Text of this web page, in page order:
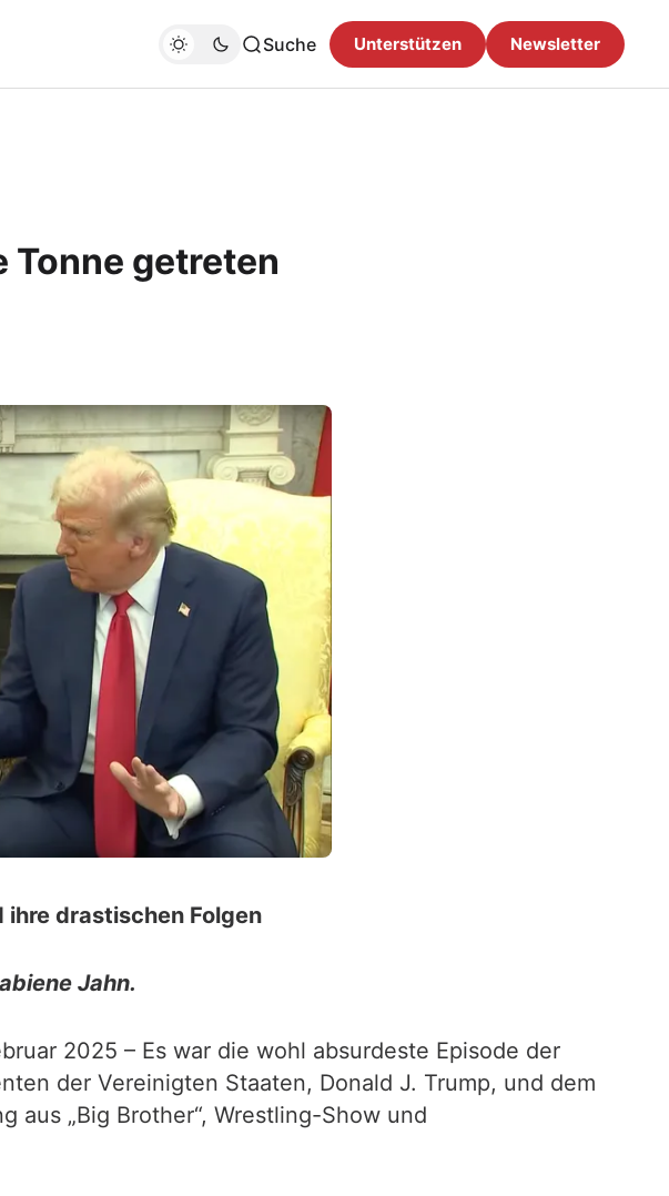
Suche Unterstützen Newsletter
Tonne getreten
ihre drastischen Folgen
Jahn.
2025 – Es war die wohl absurdeste Episode der
der Vereinigten Staaten, Donald J. Trump, und dem
aus „Big Brother“, Wrestling-Show und